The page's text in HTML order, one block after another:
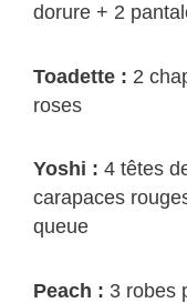
dorure + 2
Toadette : 2
roses
Yoshi : 4 têtes
carapaces
queue
Peach : 3 robes